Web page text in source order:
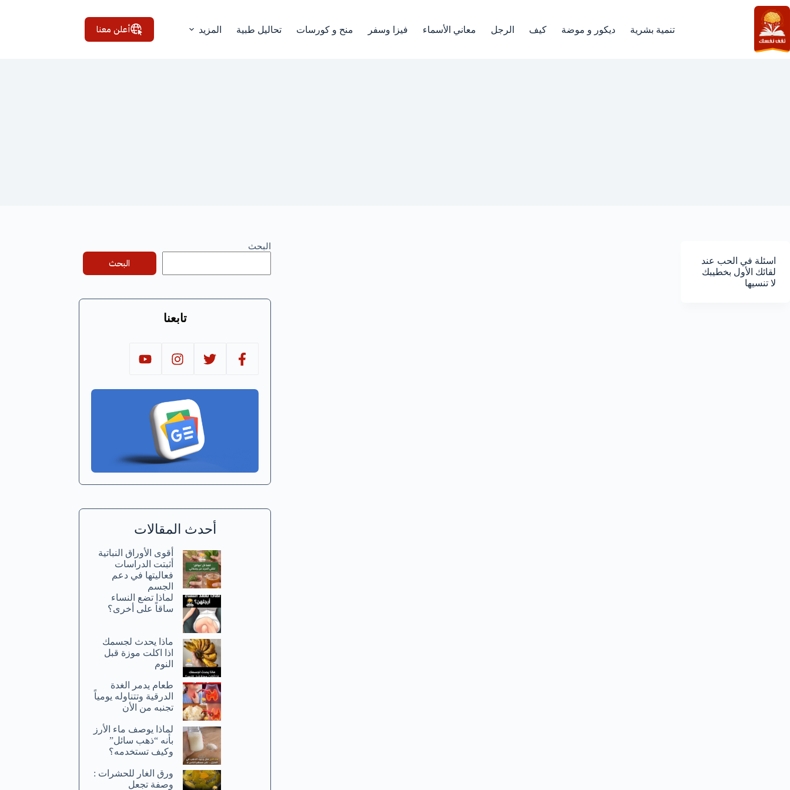
التجاوز
إلى
المحتوى
تنمية بشرية ديكور و موضة كيف الرجل معاني الأسماء فيزا وسفر منح و كورسات تحاليل طبية المزيد أعلن معنا
اسئلة في الحب عند
لقائك الأول بخطيبك
لا تنسيها
البحث
البحث
تابعنا
أحدث المقالات
أقوى الأوراق النباتية
أثبتت الدراسات
فعاليتها في دعم
الجسم
لماذا تضع النساء
ساقاً على أخرى؟
ماذا يحدث لجسمك
اذا اكلت موزة قبل
النوم
طعام يدمر الغدة
الدرقية وتتناوله يومياً
تجنبه من الأن
لماذا يوصف ماء الأرز
بأنه “ذهب سائل”
وكيف تستخدمه؟
ورق الغار للحشرات :
وصفة تجعل